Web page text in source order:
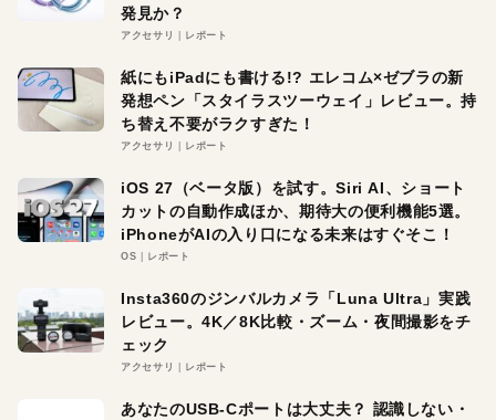
発見か？
アクセサリ レポート
紙にもiPadにも書ける!? エレコム×ゼブラの新
発想ペン「スタイラスツーウェイ」レビュー。持
ち替え不要がラクすぎた！
アクセサリ レポート
iOS 27（ベータ版）を試す。Siri AI、ショート
カットの自動作成ほか、期待大の便利機能5選。
iPhoneがAIの入り口になる未来はすぐそこ！
OS レポート
Insta360のジンバルカメラ「Luna Ultra」実践
レビュー。4K／8K比較・ズーム・夜間撮影をチ
ェック
アクセサリ レポート
あなたのUSB-Cポートは大丈夫？ 認識しない・